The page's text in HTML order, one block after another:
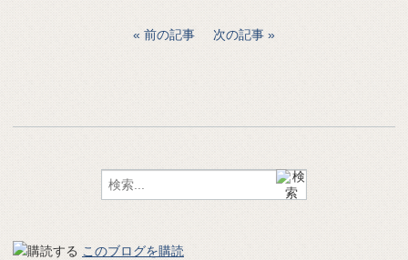
前の記事 次の記事
このブログを購読